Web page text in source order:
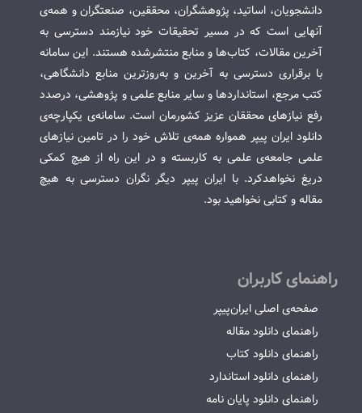
دانشجویان، اساتید، پژوهشگران، محققین، صنعتگران و همه‌ی
آنهایی است که در مسیر تحقیقات خود نیازمند دسترسی به
آخرین مقالات، کتاب‌ها و منابع منتشرشده هستند. این سامانه
با برقراری دسترسی به آخرین و به‌روزترین منابع دانشگاهی،
کتب مرجع، استانداردها و سایر منابع علمی و پژوهشی، درصدد
رفع نیازهای محققان عزیز کشورمان است. سامانه‌ی یکپارچه‌ی
دانلود ایران پیپر همواره همه‌ی تلاش خود را در تامین نیازهای
علمی جامعه‌ی علمی به کاربسته و در این راه از هیچ کمکی
دریغ نخواهدکرد. با ایران پیپر دیگر نگران دسترسی به هیچ
مقاله و کتابی نخواهید بود.
راهنمای کاربران
صفحه‌ی اصلی ایران‌پیپر
راهنمای دانلود مقاله
راهنمای دانلود کتاب
راهنمای دانلود استاندارد
راهنمای دانلود پایان نامه